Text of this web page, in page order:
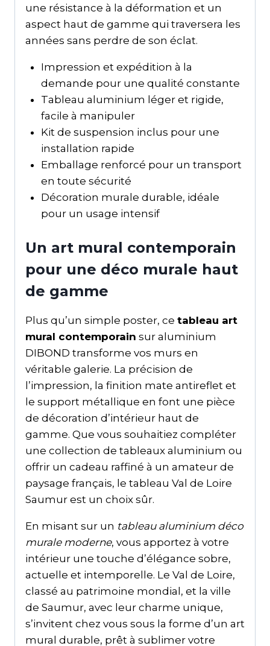
une résistance à la déformation et un
aspect haut de gamme qui traversera les
années sans perdre de son éclat.
Impression et expédition à la
demande pour une qualité constante
Tableau aluminium léger et rigide,
facile à manipuler
Kit de suspension inclus pour une
installation rapide
Emballage renforcé pour un transport
en toute sécurité
Décoration murale durable, idéale
pour un usage intensif
Un art mural contemporain
pour une déco murale haut
de gamme
Plus qu’un simple poster, ce tableau art
mural contemporain sur aluminium
DIBOND transforme vos murs en
véritable galerie. La précision de
l’impression, la finition mate antireflet et
le support métallique en font une pièce
de décoration d’intérieur haut de
gamme. Que vous souhaitiez compléter
une collection de tableaux aluminium ou
offrir un cadeau raffiné à un amateur de
paysage français, le tableau Val de Loire
Saumur est un choix sûr.
En misant sur un tableau aluminium déco
murale moderne, vous apportez à votre
intérieur une touche d’élégance sobre,
actuelle et intemporelle. Le Val de Loire,
classé au patrimoine mondial, et la ville
de Saumur, avec leur charme unique,
s’invitent chez vous sous la forme d’un art
mural durable, prêt à sublimer votre